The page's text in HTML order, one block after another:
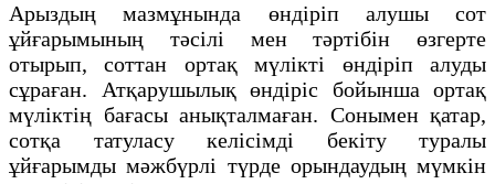
Арыздың мазмұнында өндіріп алушы сот
ұйғарымының тәсілі мен тәртібін өзгерте
отырып, соттан ортақ мүлікті өндіріп алуды
сұраған. Атқарушылық өндіріс бойынша ортақ
мүліктің бағасы анықталмаған. Сонымен қатар,
сотқа татуласу келісімді бекіту туралы
ұйғарымды мәжбүрлі түрде орындаудың мүмкін